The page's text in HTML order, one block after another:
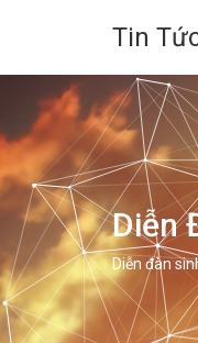
Tin
Diễn
Diễn đàn